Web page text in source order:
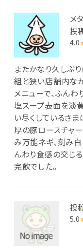
メ
投
4.0
またかなり久しぶ
組と狭い店舗内な
メニューで、ふん
塩スープ表面を淡
い尽くしているさ
厚の豚ロースチャ
み万能ネギ、刻み
んわり食感の交じ
完飲でした。
投
5.0